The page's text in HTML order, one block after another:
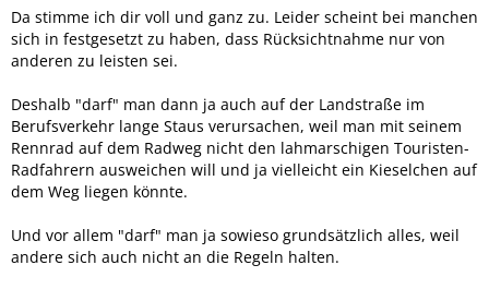
Da stimme ich dir voll und ganz zu. Leider scheint bei manchen
sich in festgesetzt zu haben, dass Rücksichtnahme nur von
anderen zu leisten sei.
Deshalb "darf" man dann ja auch auf der Landstraße im
Berufsverkehr lange Staus verursachen, weil man mit seinem
Rennrad auf dem Radweg nicht den lahmarschigen Touristen-
Radfahrern ausweichen will und ja vielleicht ein Kieselchen auf
dem Weg liegen könnte.
Und vor allem "darf" man ja sowieso grundsätzlich alles, weil
andere sich auch nicht an die Regeln halten.